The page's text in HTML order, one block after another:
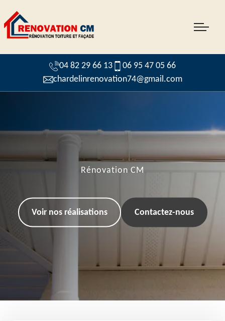
04 82 29 66 13
06 95 47 05 66
chardelinrenovation74@gmail.com
Rénovation CM
Voir nos réalisations Contactez-nous